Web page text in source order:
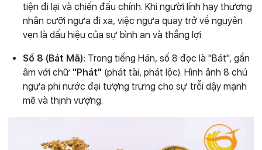
tiện đi lại và chiến đấu chính. Khi người lính hay thương
nhân cưỡi ngựa đi xa, việc ngựa quay trở về nguyên
vẹn là dấu hiệu của sự bình an và thắng lợi.
Số 8 (Bát Mã): Trong tiếng Hán, số 8 đọc là "Bát", gần
âm với chữ "Phát" (phát tài, phát lộc). Hình ảnh 8 chú
ngựa phi nước đại tượng trưng cho sự trỗi dậy mạnh
mẽ và thịnh vượng.